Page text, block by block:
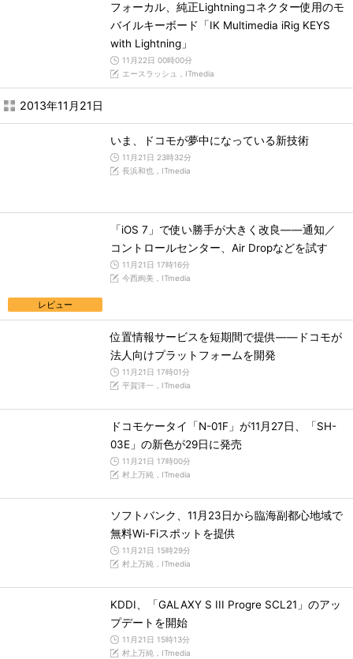
フォーカル、純正Lightningコネクター使用のモ
バイルキーボード「IK Multimedia iRig KEYS
with Lightning」
11月22日 00時00分
エースラッシュ，ITmedia
2013年11月21日
いま、ドコモが夢中になっている新技術
11月21日 23時32分
長浜和也，ITmedia
レビュー
「iOS 7」で使い勝手が大きく改良――通知／
コントロールセンター、Air Dropなどを試す
11月21日 17時16分
今西絢美，ITmedia
位置情報サービスを短期間で提供――ドコモが
法人向けプラットフォームを開発
11月21日 17時01分
平賀洋一，ITmedia
ドコモケータイ「N-01F」が11月27日、「SH-
03E」の新色が29日に発売
11月21日 17時00分
村上万純，ITmedia
ソフトバンク、11月23日から臨海副都心地域で
無料Wi-Fiスポットを提供
11月21日 15時29分
村上万純，ITmedia
KDDI、「GALAXY S III Progre SCL21」のアッ
プデートを開始
11月21日 15時13分
村上万純，ITmedia